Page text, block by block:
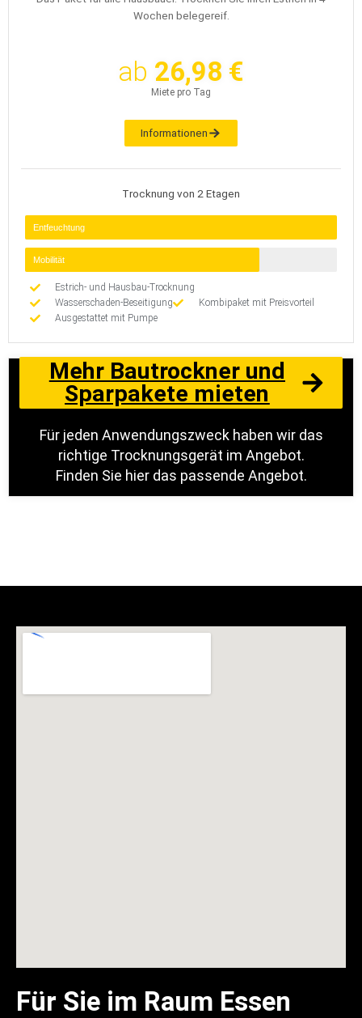
Wochen belegereif.
ab 26,98 €
Miete pro Tag
Informationen
Trocknung von 2 Etagen
Entfeuchtung
Mobilität
Estrich- und Hausbau-Trocknung
Wasserschaden-Beseitigung
Kombipaket mit Preisvorteil
Ausgestattet mit Pumpe
Mehr Bautrockner und
Sparpakete mieten
Für jeden Anwendungszweck haben wir das
richtige Trocknungsgerät im Angebot.
Finden Sie hier das passende Angebot.
Für Sie im Raum Essen